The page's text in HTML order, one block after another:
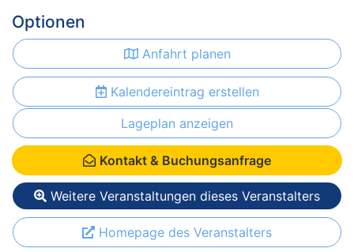
Optionen
Anfahrt planen
Kalendereintrag erstellen
Lageplan anzeigen
Kontakt & Buchungsanfrage
Weitere Veranstaltungen dieses Veranstalters
Homepage des Veranstalters